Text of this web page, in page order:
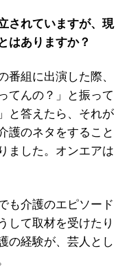
されていますが、現
はありますか？
番組に出演した際、
てんの？」と振って
と答えたら、それが
護のネタをすること
ました。オンエアは
も介護のエピソード
して取材を受けたり
の経験が、芸人とし